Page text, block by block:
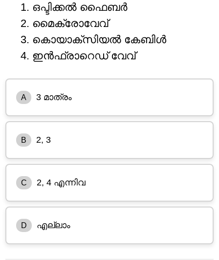
ഒപ്ടിക്കൽ ഫൈബർ
മൈക്രോവേവ്
കൊയാക്‌സിയൽ കേബിൾ
ഇൻഫ്രാറെഡ് വേവ്
A 3 മാത്രം
B 2, 3
C 2, 4 എന്നിവ
D എല്ലാം